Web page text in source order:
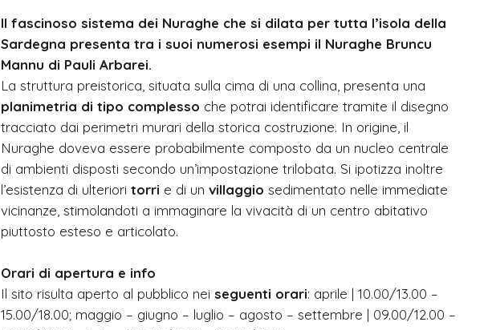
Il fascinoso sistema dei Nuraghe che si dilata per tutta l’isola della
Sardegna presenta tra i suoi numerosi esempi il Nuraghe Bruncu
Mannu di Pauli Arbarei.
La struttura preistorica, situata sulla cima di una collina, presenta una
planimetria di tipo complesso che potrai identificare tramite il disegno
tracciato dai perimetri murari della storica costruzione. In origine, il
Nuraghe doveva essere probabilmente composto da un nucleo centrale
di ambienti disposti secondo un’impostazione trilobata. Si ipotizza inoltre
l’esistenza di ulteriori torri e di un villaggio sedimentato nelle immediate
vicinanze, stimolandoti a immaginare la vivacità di un centro abitativo
piuttosto esteso e articolato.
Orari di apertura e info
Il sito risulta aperto al pubblico nei seguenti orari: aprile | 10.00/13.00 –
15.00/18.00; maggio – giugno – luglio – agosto – settembre | 09.00/12.00 –